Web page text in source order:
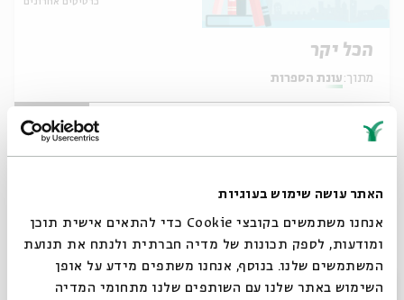
האתר עושה שימוש בעוגיות
אנחנו משתמשים בקובצי Cookie כדי להתאים אישית תוכן
ומודעות, לספק תכונות של מדיה חברתית ולנתח את תנועת
המשתמשים שלנו. בנוסף, אנחנו משתפים מידע על אופן
השימוש באתר שלנו עם השותפים שלנו מתחומי המדיה
הכל יקר
מתוך: עונת הספרות
14.03.18
ד' | 21:00
סגור